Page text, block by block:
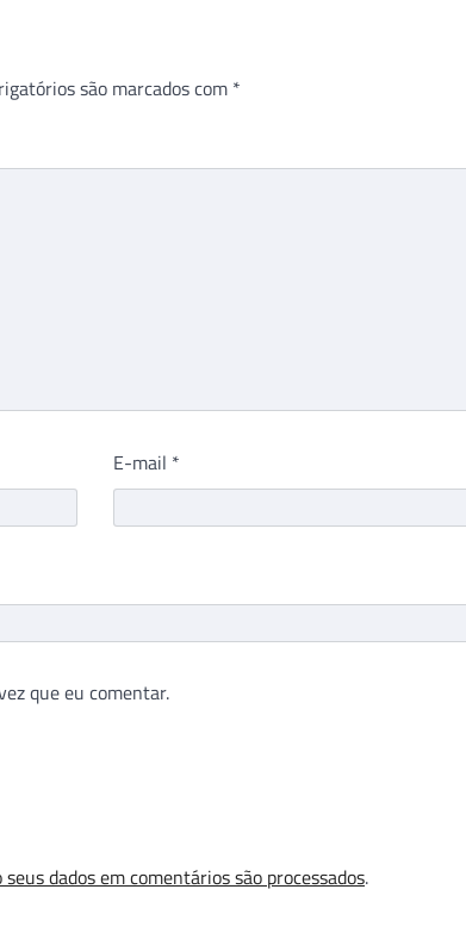
são marcados com *
E-mail *
que eu comentar.
seus dados em comentários são processados.